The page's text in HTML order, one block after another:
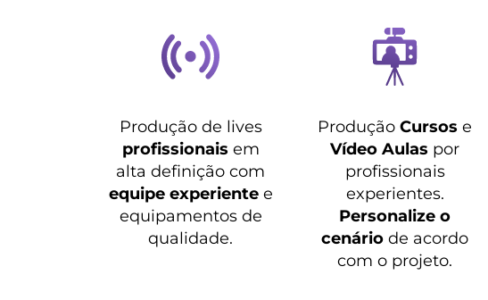
Produção de lives
profissionais em
alta definição com
equipe experientee
equipamentos de
qualidade.
ProduçãoCursos e
Vídeo Aulas por
profissionais
experientes.
Personalize o
cenário de acordo
com o projeto.